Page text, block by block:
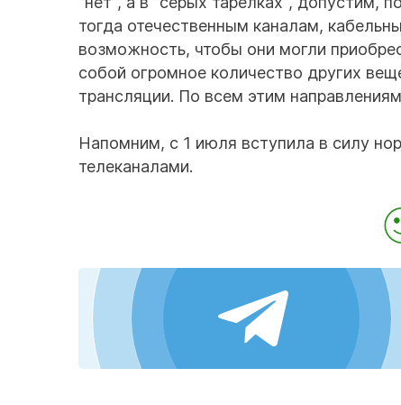
тогда отечественным каналам,
возможность, чтобы они могли
собой огромное количество других
трансляции. По всем этим
Напомним, с 1 июля вступила в силу
телеканалами.